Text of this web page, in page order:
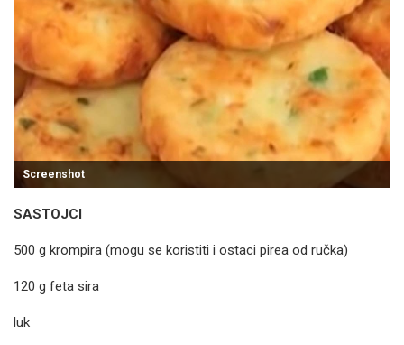
Screenshot
SASTOJCI
500 g krompira (mogu se koristiti i ostaci pirea od ručka)
120 g feta sira
luk